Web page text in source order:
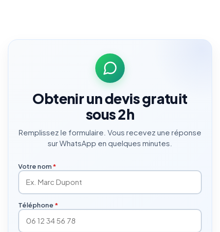
Obtenir un devis gratuit
sous 2h
Remplissez le formulaire. Vous recevez une réponse
sur WhatsApp en quelques minutes.
Votre nom*
Téléphone *